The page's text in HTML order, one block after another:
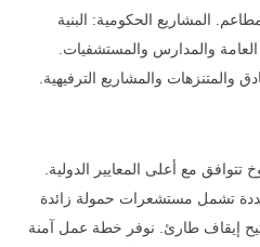
المشاريع الحكومية: البنية
العامة والمدارس والمستشفيات.
والمتنزهات والمشاريع الترفيهية.
مع أعلى المعايير الدولية.
تشمل مستشعرات حمولة زائدة
إيقاف طارئ. نوفر خطة عمل آمنة